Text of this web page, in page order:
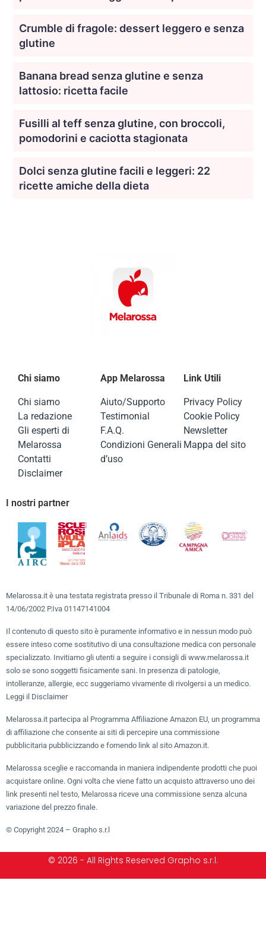
Crumble di fragole: dessert leggero e senza
glutine
Banana bread senza glutine e senza
lattosio: ricetta facile
Fusilli al teff senza glutine, con broccoli,
pomodorini e caciotta stagionata
Dolci senza glutine facili e leggeri: 22
ricette amiche della dieta
Chi siamo
Chi siamo
La redazione
Gli esperti di
Melarossa
Contatti
Disclaimer
App Melarossa
Aiuto/Supporto
Testimonial
F.A.Q.
Condizioni Generali
d’uso
Link Utili
Privacy Policy
Cookie Policy
Newsletter
Mappa del sito
I nostri partner
Melarossa.it è una testata registrata presso il Tribunale di Roma n. 331 del
14/06/2002 P.Iva 01147141004
Il contenuto di questo sito è puramente informativo e in nessun modo può
essere inteso come sostitutivo di una consultazione medica con personale
specializzato. Invitiamo gli utenti a seguire i consigli di www.melarossa.it
solo se sono soggetti fisicamente sani. In presenza di patologie,
intolleranze, allergie, ecc suggeriamo vivamente di rivolgersi a un medico.
Leggi il Disclaimer
Melarossa.it partecipa al Programma Affiliazione Amazon EU, un programma
di affiliazione che consente ai siti di percepire una commissione
pubblicitaria pubblicizzando e fornendo link al sito Amazon.it.
Melarossa sceglie e raccomanda in maniera indipendente prodotti che puoi
acquistare online. Ogni volta che viene fatto un acquisto attraverso uno dei
link presenti nel testo, Melarossa riceve una commissione senza alcuna
variazione del prezzo finale.
© Copyright 2024 – Grapho s.r.l
© 2026 - All Rights Reserved Grapho s.r.l.